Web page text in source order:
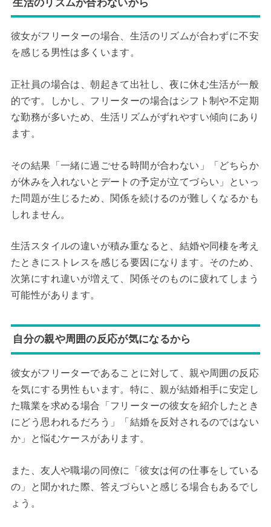
彼女がフリーターの場合、生活のリズムが合わずに不安
を感じる男性は多くいます。
正社員の場合は、朝起きて出社し、夜に休む生活が一般
的です。しかし、フリーターの場合はシフト制や不定期
な勤務が多いため、生活リズムがずれやすい傾向にあり
ます。
その結果「一緒に過ごせる時間が合わない」「どちらか
が休みを入れないとデートの予定が立てづらい」といっ
た問題が生じるため、関係を続けるのが難しくなるかも
しれません。
生活スタイルの違いが積み重なると、結婚や同棲を考え
たときにストレスを感じる要因になります。そのため、
次第にすれ違いが増えて、関係そのものに疲れてしまう
可能性があります。
自分の親や周囲の反応が気になるから
彼女がフリーターであることに対して、親や周囲の反応
を気にする男性もいます。特に、親が結婚相手に安定し
た職業を求める場合「フリーターの彼女を紹介したとき
にどう思われるだろう」「結婚を反対されるのではない
か」と悩むケースがあります。
また、友人や職場の同僚に「彼女は何の仕事をしている
の」と聞かれた際、答えづらいと感じる場合もあるでし
ょう。